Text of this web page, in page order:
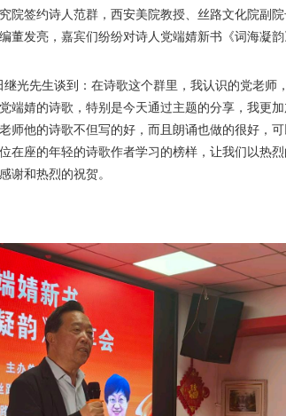
院签约诗人范群，西安美院教授、丝路文化院副
董发亮，嘉宾们纷纷对诗人党端婧新书《词海凝
光先生谈到：在诗歌这个群里，我认识的党老师
端婧的诗歌，特别是今天通过主题的分享，我更
师他的诗歌不但写的好，而且朗诵也做的很好，
在座的年轻的诗歌作者学习的榜样，让我们以热
谢和热烈的祝贺。